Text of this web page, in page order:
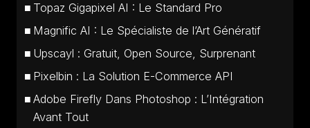
Topaz Gigapixel AI : Le Standard Pro
Magnific AI : Le Spécialiste de l’Art Génératif
Upscayl : Gratuit, Open Source, Surprenant
Pixelbin : La Solution E-Commerce API
Adobe Firefly Dans Photoshop : L’Intégration
Avant Tout